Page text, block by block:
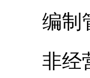
编制
非经